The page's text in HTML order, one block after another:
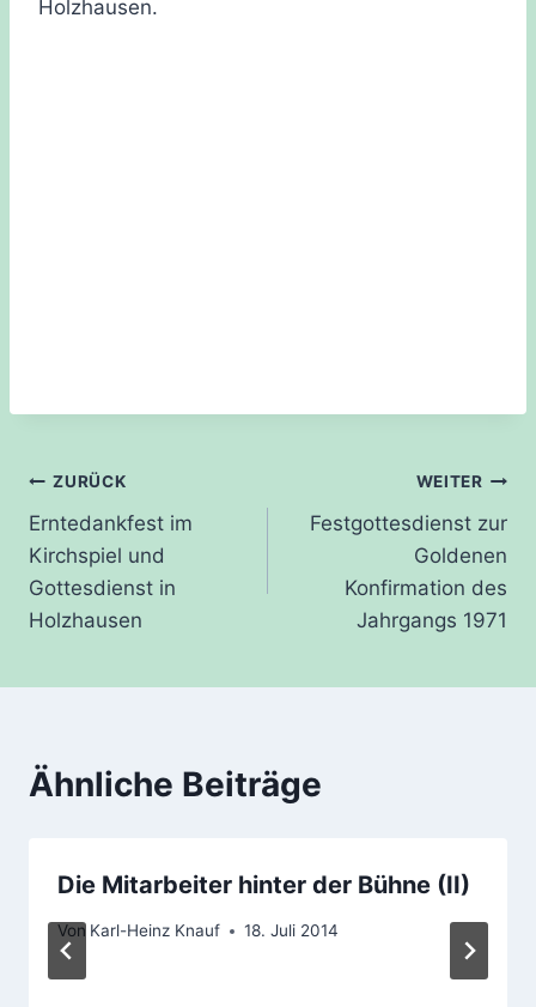
Holzhausen.
Beitragsnavigation
ZURÜCK
Erntedankfest im
Kirchspiel und
Gottesdienst in
Holzhausen
WEITER
Festgottesdienst zur
Goldenen
Konfirmation des
Jahrgangs 1971
Ähnliche Beiträge
Die Mitarbeiter hinter der Bühne (II)
Von Karl-Heinz Knauf 18. Juli 2014